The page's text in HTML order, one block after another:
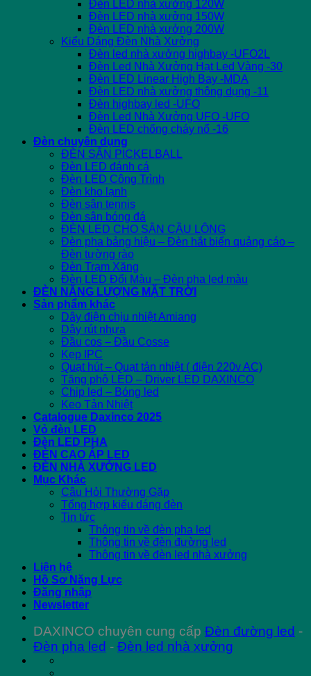
Đèn LED nhà xưởng 120W
Đèn LED nhà xưởng 150W
Đèn LED nhà xưởng 200W
Kiểu Dáng Đèn Nhà Xưởng
Đèn led nhà xưởng highbay -UFO2L
Đèn Led Nhà Xưởng Hạt Led Vàng -30
Đèn LED Linear High Bay -MDA
Đèn LED nhà xưởng thông dụng -11
Đèn highbay led -UFO
Đèn Led Nhà Xưởng UFO -UFO
Đèn LED chống cháy nổ -16
Đèn chuyên dụng
ĐÈN SÂN PICKELBALL
Đèn LED đánh cá
Đèn LED Công Trình
Đèn kho lạnh
Đèn sân tennis
Đèn sân bóng đá
ĐÈN LED CHO SÂN CẦU LÔNG
Đèn pha bảng hiệu – Đèn hắt biển quảng cáo –
Đèn tường rào
Đèn Trạm Xăng
Đèn LED Đổi Màu – Đèn pha led màu
ĐÈN NĂNG LƯỢNG MẶT TRỜI
Sản phẩm khác
Dây điện chịu nhiệt Amiang
Dây rút nhựa
Đầu cos – Đầu Cosse
Kẹp IPC
Quạt hút – Quạt tản nhiệt ( điện 220v AC)
Tăng phô LED – Driver LED DAXINCO
Chip led – Bóng led
Keo Tản Nhiệt
Catalogue Daxinco 2025
Vỏ đèn LED
Đèn LED PHA
ĐÈN CAO ÁP LED
ĐÈN NHÀ XƯỞNG LED
Mục Khác
Câu Hỏi Thường Gặp
Tổng hợp kiểu dáng đèn
Tin tức
Thông tin về đèn pha led
Thông tin về đèn đường led
Thông tin về đèn led nhà xưởng
Liên hệ
Hồ Sơ Năng Lực
Đăng nhập
Newsletter
DAXINCO chuyên cung cấp Đèn đường led -
Đèn pha led - Đèn led nhà xưởng